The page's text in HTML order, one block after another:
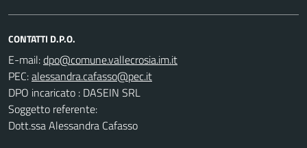
CONTATTI D.P.O.
E-mail:
PEC:
DPO incaricato : DASEIN SRL
Soggetto referente:
Dott.ssa Alessandra Cafasso